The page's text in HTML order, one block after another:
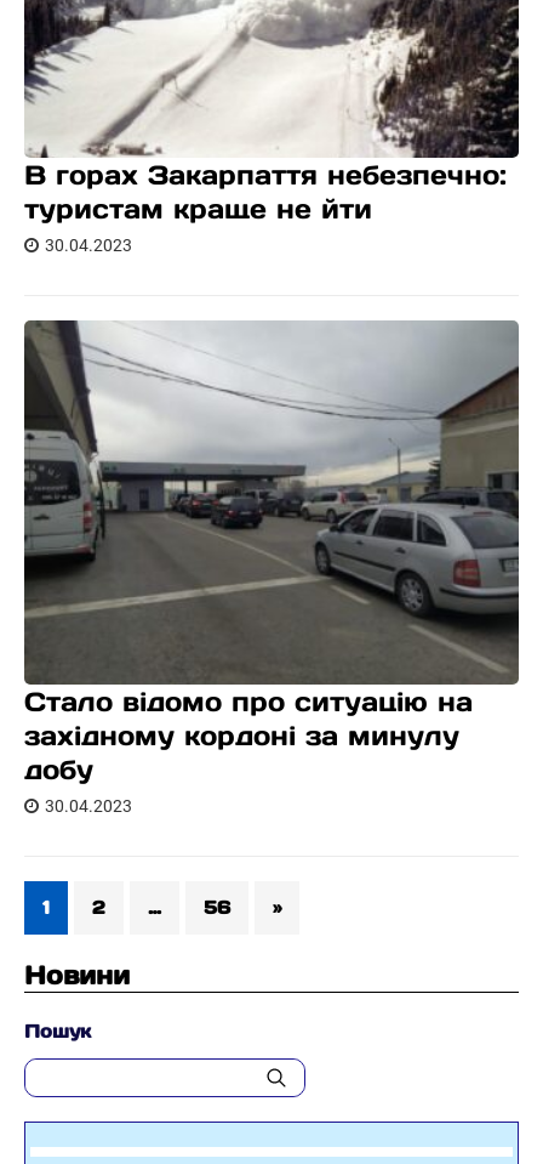
В горах Закарпаття небезпечно:
туристам краще не йти
30.04.2023
Стало відомо про ситуацію на
західному кордоні за минулу
добу
30.04.2023
1 2 … 56 »
Новини
Пошук